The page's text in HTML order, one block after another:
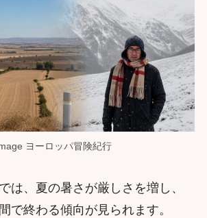
ヨーロッパ冒険紀行
は、夏の暑さが厳しさを増し、
で終わる傾向が見られます。